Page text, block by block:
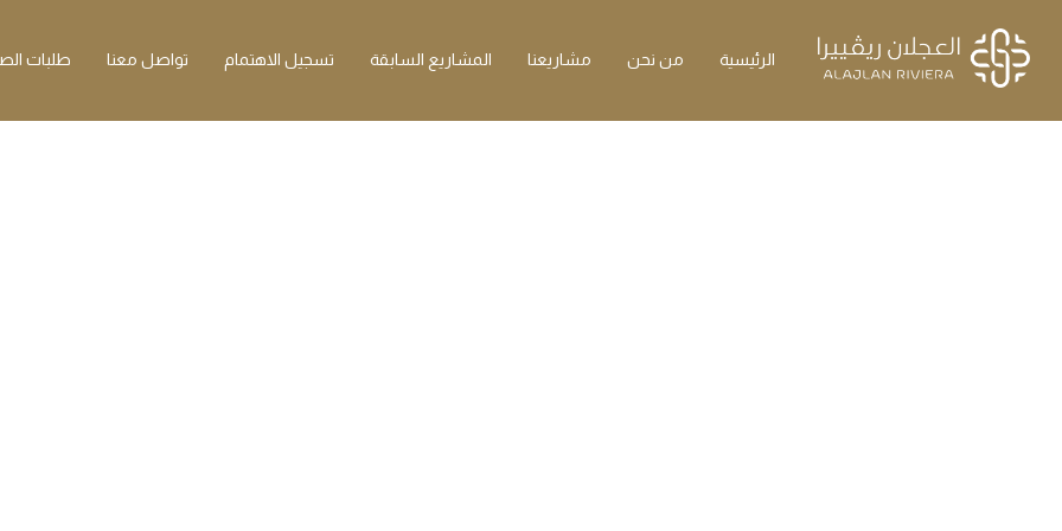
الرئيسية من نحن مشاريعنا المشاريع السابقة تسجيل الاهتمام تواصل معنا طلبات